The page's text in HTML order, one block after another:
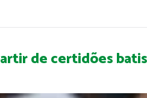
de certidões